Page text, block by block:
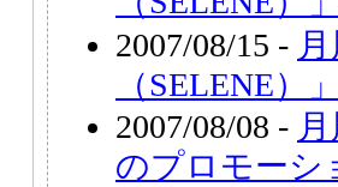
2007/08/15 -
（SELENE）
2007/08/08 -
のプロモーシ